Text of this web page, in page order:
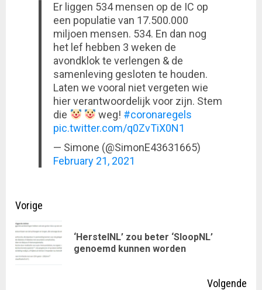
Er liggen 534 mensen op de IC op
een populatie van 17.500.000
miljoen mensen. 534. En dan nog
het lef hebben 3 weken de
avondklok te verlengen & de
samenleving gesloten te houden.
Laten we vooral niet vergeten wie
hier verantwoordelijk voor zijn. Stem
die
weg! #coronaregels
pic.twitter.com/q0ZvTiX0N1
— Simone (@SimonE43631665)
February 21, 2021
Doorgaan
met
lezen
Vorige
‘HerstelNL’ zou beter ‘SloopNL’
genoemd kunnen worden
Volgende